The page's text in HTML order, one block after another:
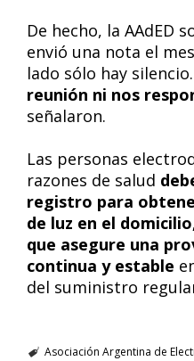
De hecho, la AAdED
envió una nota el
lado sólo hay silencio.
reunión ni nos
señalaron.
Las personas
razones de salud
registro para
de luz en el
que asegure una
continua y estable
del suministro
Asociación Argentina de